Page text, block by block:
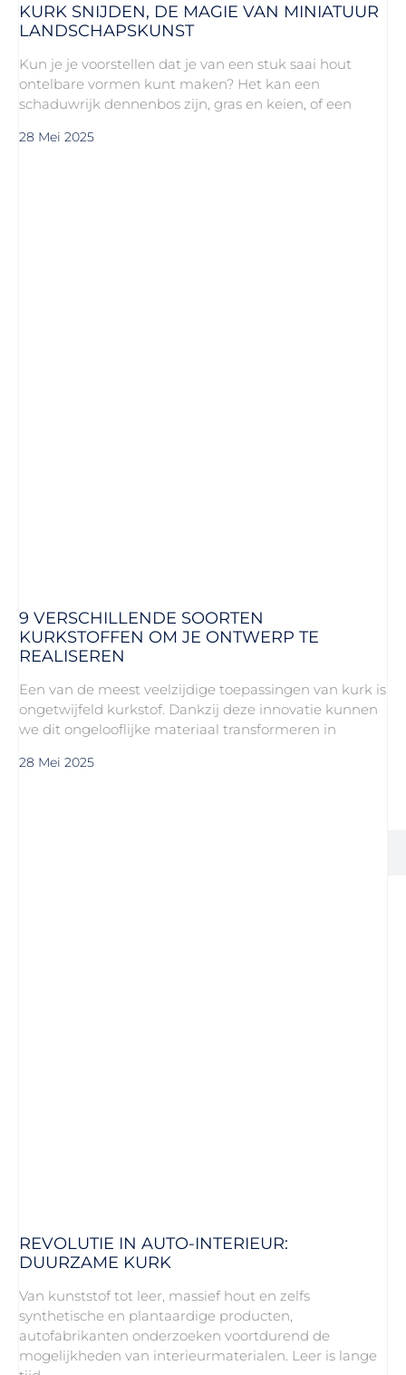
KURK SNIJDEN, DE MAGIE VAN MINIATUUR
LANDSCHAPSKUNST
Kun je je voorstellen dat je van een stuk saai hout
ontelbare vormen kunt maken? Het kan een
schaduwrijk dennenbos zijn, gras en keien, of een
28 Mei 2025
9 VERSCHILLENDE SOORTEN
KURKSTOFFEN OM JE ONTWERP TE
REALISEREN
Een van de meest veelzijdige toepassingen van kurk is
ongetwijfeld kurkstof. Dankzij deze innovatie kunnen
we dit ongelooflijke materiaal transformeren in
28 Mei 2025
REVOLUTIE IN AUTO-INTERIEUR:
DUURZAME KURK
Van kunststof tot leer, massief hout en zelfs
synthetische en plantaardige producten,
autofabrikanten onderzoeken voortdurend de
mogelijkheden van interieurmaterialen. Leer is lange